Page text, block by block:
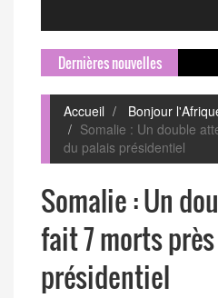
Dernières nouvelles
Accueil
Bonjour
Somalie : Un double
du palais présidentiel
Somalie : Un
fait 7 morts
présidentiel